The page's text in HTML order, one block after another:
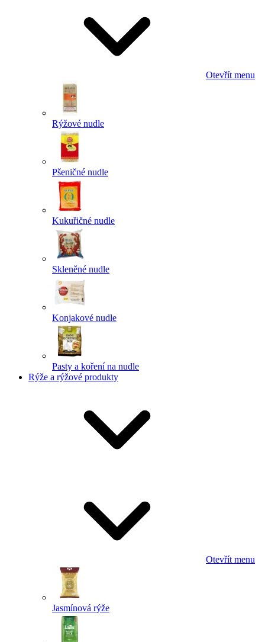
Otevřít menu
Rýžové nudle
Pšeničné nudle
Kukuřičné nudle
Skleněné nudle
Konjakové nudle
Pasty a koření na nudle
Rýže a rýžové produkty
Otevřít menu
Jasmínová rýže